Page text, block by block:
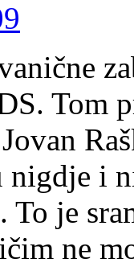
nigdje i
je
ne